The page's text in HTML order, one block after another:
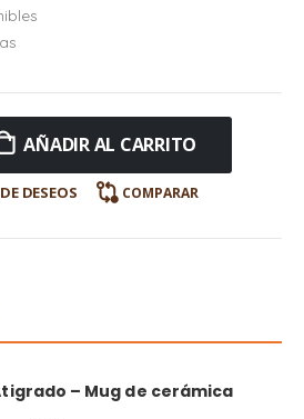
AÑADIR AL CARRITO
DESEOS COMPARAR
– Mug de cerámica